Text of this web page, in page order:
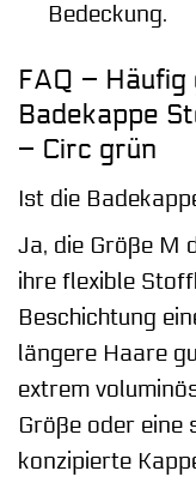
Bedeckung.
FAQ –
Badekappe
– Circ grün
Ist die
Ja, die Größe M
ihre flexible
Beschichtung
längere Haare
extrem
Größe oder eine
konzipierte